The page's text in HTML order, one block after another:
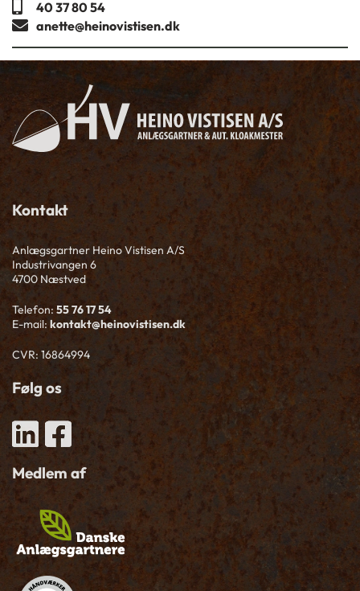
40 37 80 54
anette@heinovistisen.dk
Kontakt
Anlægsgartner Heino Vistisen A/S
Industrivangen 6
4700 Næstved
Telefon: 55 76 17 54
E-mail: kontakt@heinovistisen.dk
CVR: 16864994
Følg os
Medlem af